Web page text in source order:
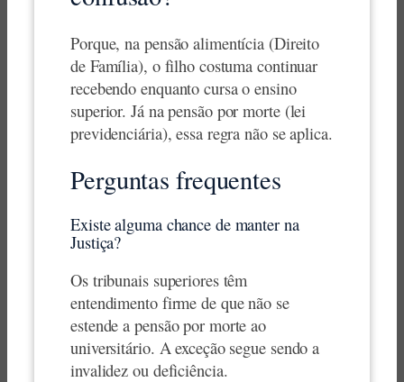
Porque, na pensão alimentícia (Direito
de Família), o filho costuma continuar
recebendo enquanto cursa o ensino
superior. Já na pensão por morte (lei
previdenciária), essa regra não se aplica.
Perguntas frequentes
Existe alguma chance de manter na
Justiça?
Os tribunais superiores têm
entendimento firme de que não se
estende a pensão por morte ao
universitário. A exceção segue sendo a
invalidez ou deficiência.